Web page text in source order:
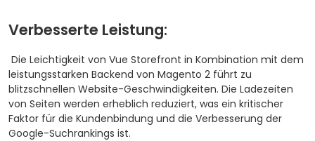
Verbesserte Leistung:
Die Leichtigkeit von Vue Storefront in Kombination mit dem
leistungsstarken Backend von Magento 2 führt zu
blitzschnellen Website-Geschwindigkeiten. Die Ladezeiten
von Seiten werden erheblich reduziert, was ein kritischer
Faktor für die Kundenbindung und die Verbesserung der
Google-Suchrankings ist.